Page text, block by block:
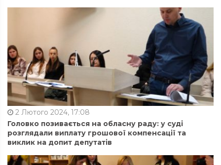
2 Лютого 2024, 17:08
Головко позивається на обласну раду: у суді
розглядали виплату грошової компенсації та
виклик на допит депутатів